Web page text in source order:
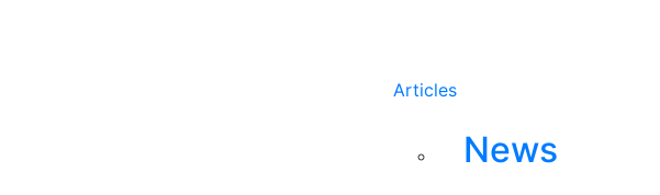
Articles
News